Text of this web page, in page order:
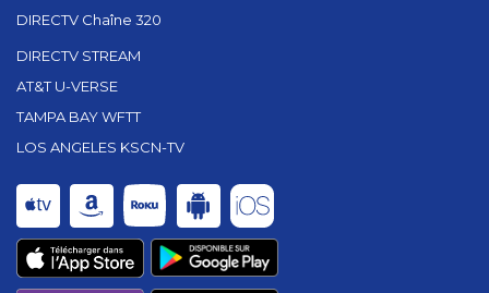
DIRECTV Chaîne 320
DIRECTV STREAM
AT&T U-VERSE
TAMPA BAY WFTT
LOS ANGELES KSCN-TV